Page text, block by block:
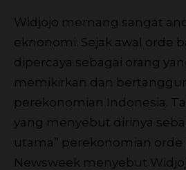
Widjojo memang sangat
eknonomi. Sejak awal orde
dipercaya sebagai orang
memikirkan dan
perekonomian Indonesia.
yang menyebut dirinya
utama” perekonomian orde
Newsweek menyebut